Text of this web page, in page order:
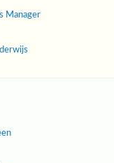
Manager